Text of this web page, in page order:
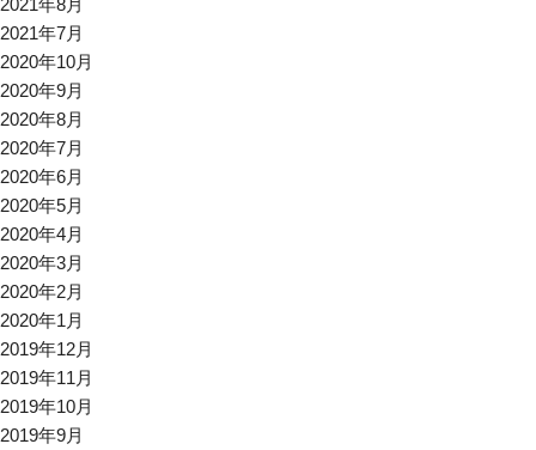
2021年7月
2020年10月
2020年9月
2020年8月
2020年7月
2020年6月
2020年5月
2020年4月
2020年3月
2020年2月
2020年1月
2019年12月
2019年11月
2019年10月
2019年9月